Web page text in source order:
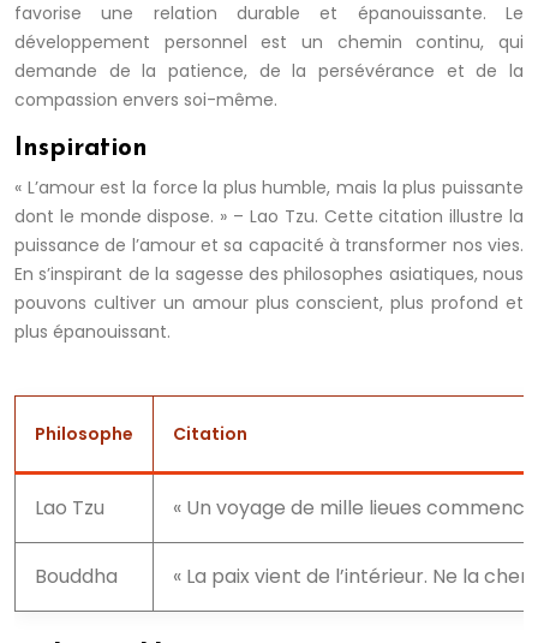
favorise une relation durable et épanouissante. Le
développement personnel est un chemin continu, qui
demande de la patience, de la persévérance et de la
compassion envers soi-même.
Inspiration
« L’amour est la force la plus humble, mais la plus puissante
dont le monde dispose. » – Lao Tzu. Cette citation illustre la
puissance de l’amour et sa capacité à transformer nos vies.
En s’inspirant de la sagesse des philosophes asiatiques, nous
pouvons cultiver un amour plus conscient, plus profond et
plus épanouissant.
Philosophe Citation
Lao Tzu « Un voyage de mille lieues
Bouddha « La paix vient de l’intérieur. Ne la